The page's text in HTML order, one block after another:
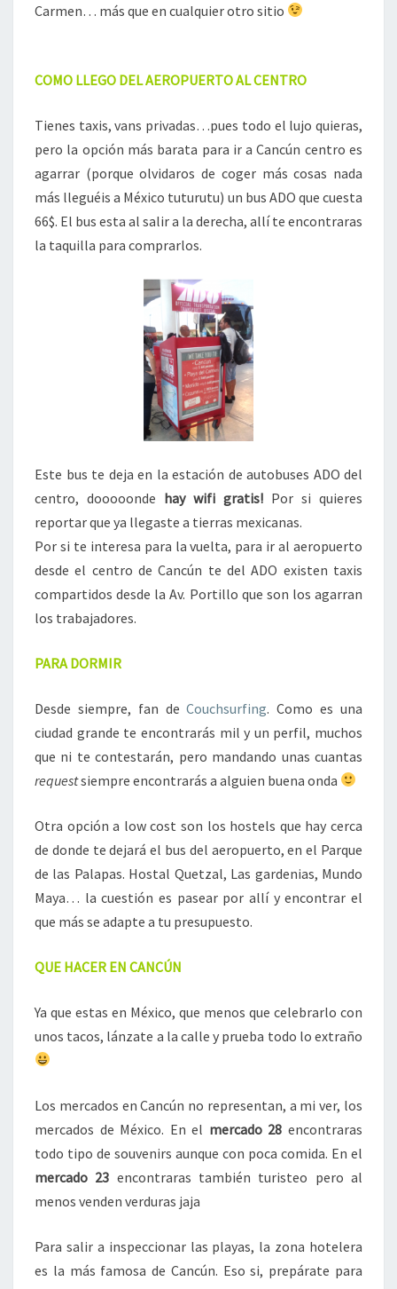
Carmen… más que en cualquier otro sitio
COMO LLEGO DEL AEROPUERTO AL CENTRO
Tienes taxis, vans privadas…pues todo el lujo quieras,
pero la opción más barata para ir a Cancún centro es
agarrar (porque olvidaros de coger más cosas nada
más lleguéis a México tuturutu) un bus ADO que cuesta
66$. El bus esta al salir a la derecha, allí te encontraras
la taquilla para comprarlos.
Este bus te deja en la estación de autobuses ADO del
centro, dooooonde hay wifi gratis! Por si quieres
reportar que ya llegaste a tierras mexicanas.
Por si te interesa para la vuelta, para ir al aeropuerto
desde el centro de Cancún te del ADO existen taxis
compartidos desde la Av. Portillo que son los agarran
los trabajadores.
PARA DORMIR
Desde siempre, fan deCouchsurfing. Como es una
ciudad grande te encontrarás mil y un perfil, muchos
que ni te contestarán, pero mandando unas cuantas
requestsiempre encontrarás a alguien buena onda
Otra opción a low cost son los hostels que hay cerca
de donde te dejará el bus del aeropuerto, en el Parque
de las Palapas. Hostal Quetzal, Las gardenias, Mundo
Maya… la cuestión es pasear por allí y encontrar el
que más se adapte a tu presupuesto.
QUE HACER EN CANCÚN
Ya que estas en México, que menos que celebrarlo con
unos tacos, lánzate a la calle y prueba todo lo extraño
Los mercados en Cancún no representan, a mi ver, los
mercados de México. En el mercado 28 encontraras
todo tipo de souvenirs aunque con poca comida. En el
mercado 23 encontraras también turisteo pero al
menos venden verduras jaja
Para salir a inspeccionar las playas, la zona hotelera
es la más famosa de Cancún. Eso si, prepárate para